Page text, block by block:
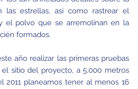
las estrellas, así como rastrear el
el polvo que se arremolinan en la
formados.
año realizar las primeras pruebas
sitio del proyecto, a 5.000 metros
2011 planeamos tener al menos 16